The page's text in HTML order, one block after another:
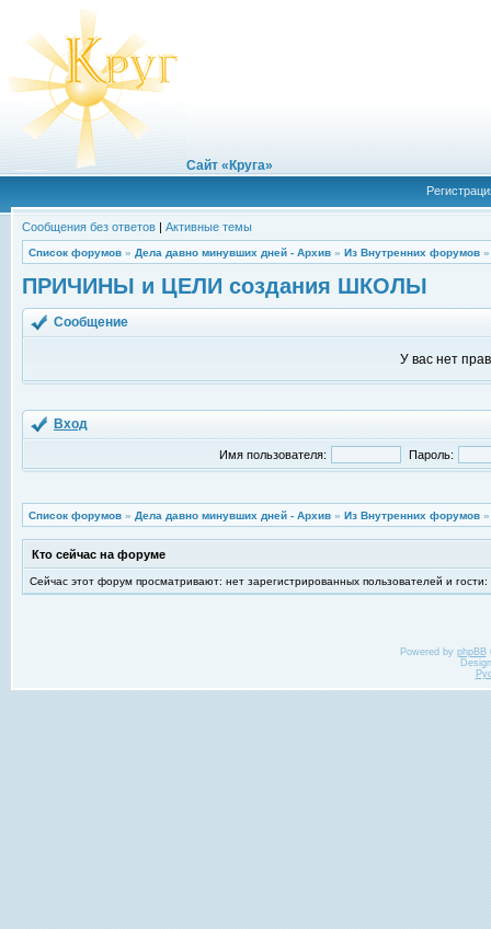
Сайт «Круга»
Сообщения без ответов | Активные темы
Список форумов » Дела давно минувших дней - Архив » Из Внутренних форумов
ПРИЧИНЫ и ЦЕЛИ создания ШКОЛЫ
Сообщение
У вас нет
Вход
Имя пользователя: Пароль:
Список форумов » Дела давно минувших дней - Архив » Из Внутренних форумов
Кто сейчас на форуме
Сейчас этот форум просматривают: нет зарегистрированных пользователей и гости:
Powered by phpBB